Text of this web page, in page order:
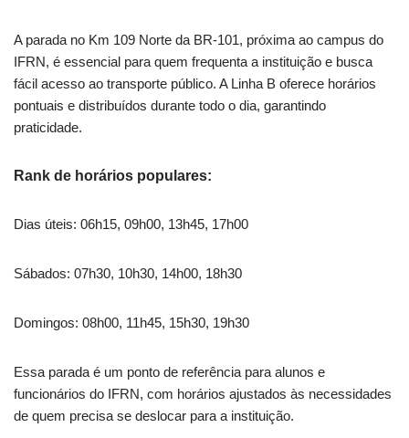
A parada no Km 109 Norte da BR-101, próxima ao campus do
IFRN, é essencial para quem frequenta a instituição e busca
fácil acesso ao transporte público. A Linha B oferece horários
pontuais e distribuídos durante todo o dia, garantindo
praticidade.
Rank de horários populares:
Dias úteis: 06h15, 09h00, 13h45, 17h00
Sábados: 07h30, 10h30, 14h00, 18h30
Domingos: 08h00, 11h45, 15h30, 19h30
Essa parada é um ponto de referência para alunos e
funcionários do IFRN, com horários ajustados às necessidades
de quem precisa se deslocar para a instituição.